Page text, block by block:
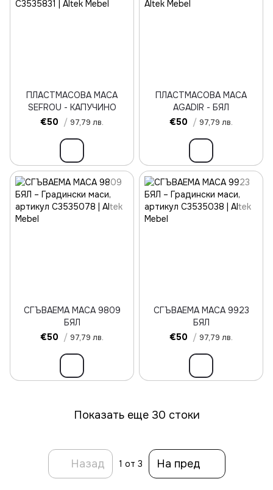
ПЛАСТМАСОВА МАСА
SEFROU - КАПУЧИНО
€50 / 97,79 лв.
ПЛАСТМАСОВА МАСА
AGADIR - БЯЛ
€50 / 97,79 лв.
СГЪВАЕМА МАСА 9809
БЯЛ
€50 / 97,79 лв.
СГЪВАЕМА МАСА 9923
БЯЛ
€50 / 97,79 лв.
Показать еще 30 стоки
Назад 1 от 3 На пред